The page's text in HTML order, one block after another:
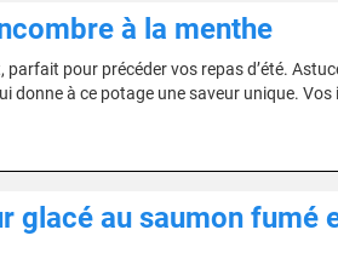
à la menthe
pour précéder vos repas d’été.
donne à ce potage une saveur unique.
glacé au saumon fumé